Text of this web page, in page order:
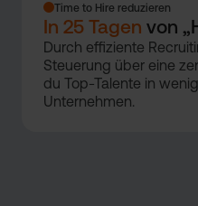
Time to Hire reduzieren
In 25 Tagen von
Durch effiziente
Steuerung über eine
du Top-Talente in
Unternehmen.